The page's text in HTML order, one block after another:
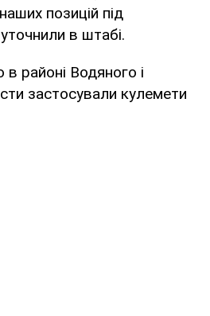
позицій під
в штабі.
районі Водяного і
застосували кулемети